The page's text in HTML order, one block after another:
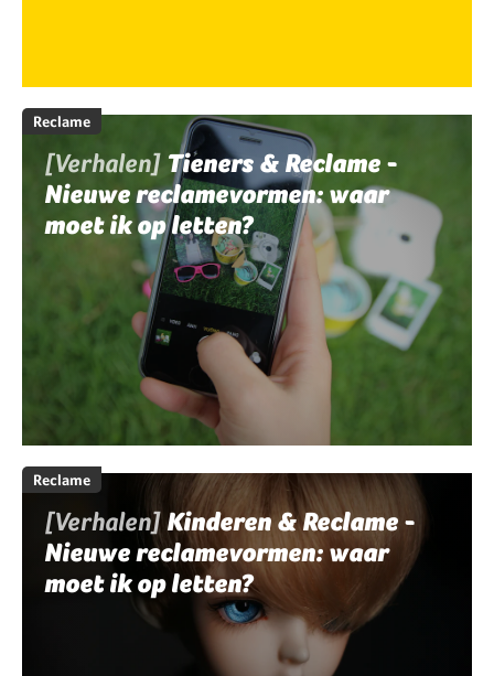
Reclame
[Verhalen] Tieners & Reclame -
Nieuwe reclamevormen: waar
moet ik op letten?
Reclame
[Verhalen]Kinderen & Reclame -
Nieuwe reclamevormen: waar
moet ik op letten?